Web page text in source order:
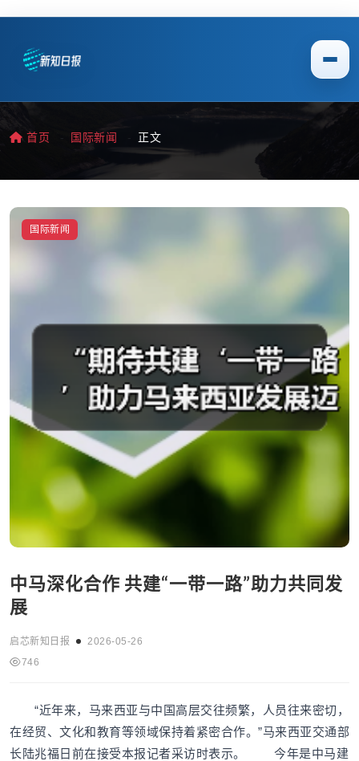
首页 国际新闻 正文
国际新闻
中马深化合作 共建“一带一路”助力共同发
展
启芯新知日报
2026-05-26
746
“近年来，马来西亚与中国高层交往频繁，人员往来密切，
在经贸、文化和教育等领域保持着紧密合作。”马来西亚交通部
长陆兆福日前在接受本报记者采访时表示。 今年是中马建